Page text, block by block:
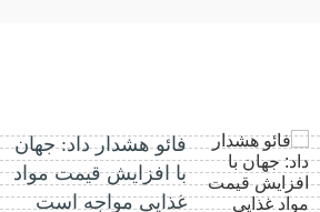
فائو هشدار داد: جهان
با افزایش قیمت مواد
غذایی مواجه است